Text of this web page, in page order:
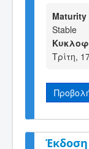
Maturity
Stable
Τρίτη,
Έκδοση